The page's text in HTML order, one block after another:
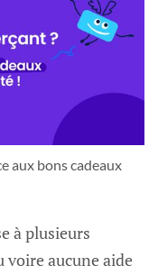
aux bons cadeaux
à plusieurs
aucune aide